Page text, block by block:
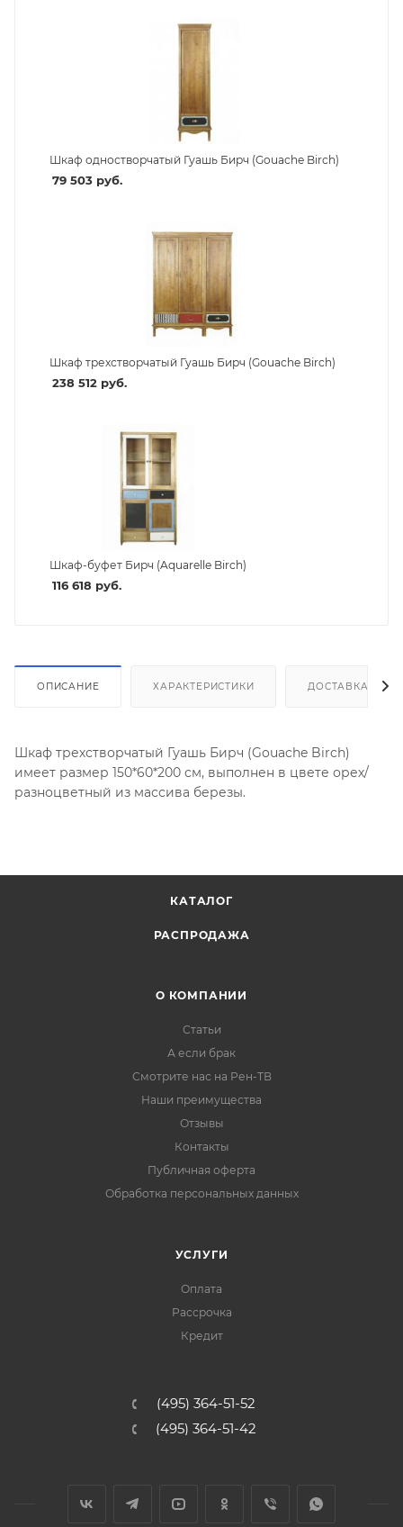
Шкаф одностворчатый Гуашь Бирч (Gouache Birch)
79 503руб.
Шкаф трехстворчатый Гуашь Бирч (Gouache Birch)
238 512руб.
Шкаф-буфет Бирч (Aquarelle Birch)
116 618 руб.
ОПИСАНИЕ ХАРАКТЕРИСТИКИ ДОСТАВКА И
Шкаф трехстворчатый Гуашь Бирч (Gouache Birch)
имеет размер 150*60*200 см, выполнен в цвете орех/
разноцветный из массива березы.
КАТАЛОГ
РАСПРОДАЖА
О КОМПАНИИ
Статьи
А если брак
Смотрите нас на Рен-ТВ
Наши преимущества
Отзывы
Контакты
Публичная оферта
Обработка персональных данных
УСЛУГИ
Оплата
Рассрочка
Кредит
(495) 364-51-52
(495) 364-51-42